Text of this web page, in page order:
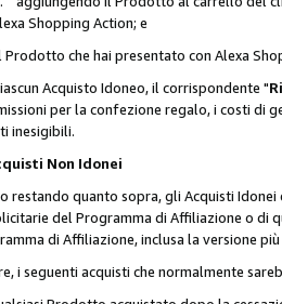
Shopping Action; e
che hai presentato con Alexa
Acquisto Idoneo, il corrispondente "
per la confezione regalo, i costi di
inesigibili.
Non Idonei
restando quanto sopra, gli Acquisti
del Programma di Affiliazione o di
di Affiliazione, inclusa la versione
i seguenti acquisti che normalmente